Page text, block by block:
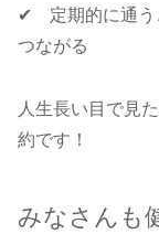
✔ 定期的に通う
つながる
人生長い目で見
約です！
みなさんも